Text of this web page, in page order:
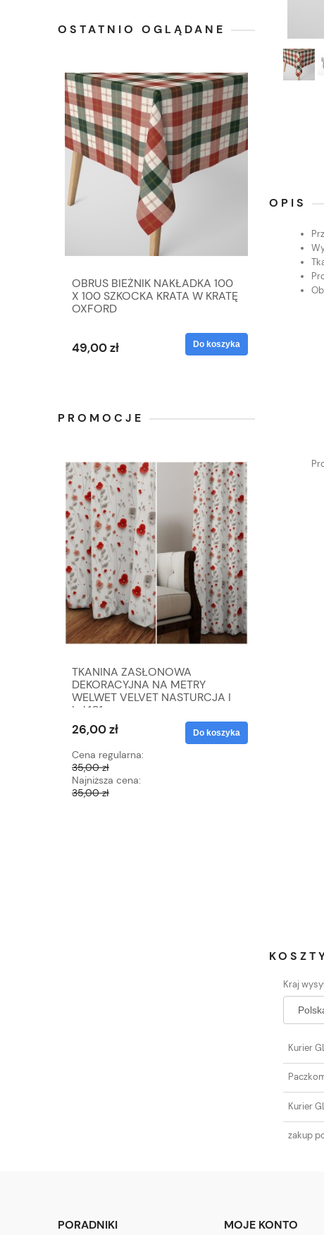
OSTATNIO OGLĄDANE
OBRUS BIEŻNIK NAKŁADKA 100
X 100 SZKOCKA KRATA W KRATĘ
OXFORD
49,00 zł Do koszyka
PROMOCJE
TKANINA ZASŁONOWA
DEKORACYJNA NA METRY
WELWET VELVET NASTURCJA I
kol.101
26,00 zł
Cena regularna:
35,00 zł
Najniższa cena:
35,00 zł
Do koszyka
WELWET
OPIS
Kraj
Kurier
Kurier
zakup
PORADNIKI MOJE KONTO